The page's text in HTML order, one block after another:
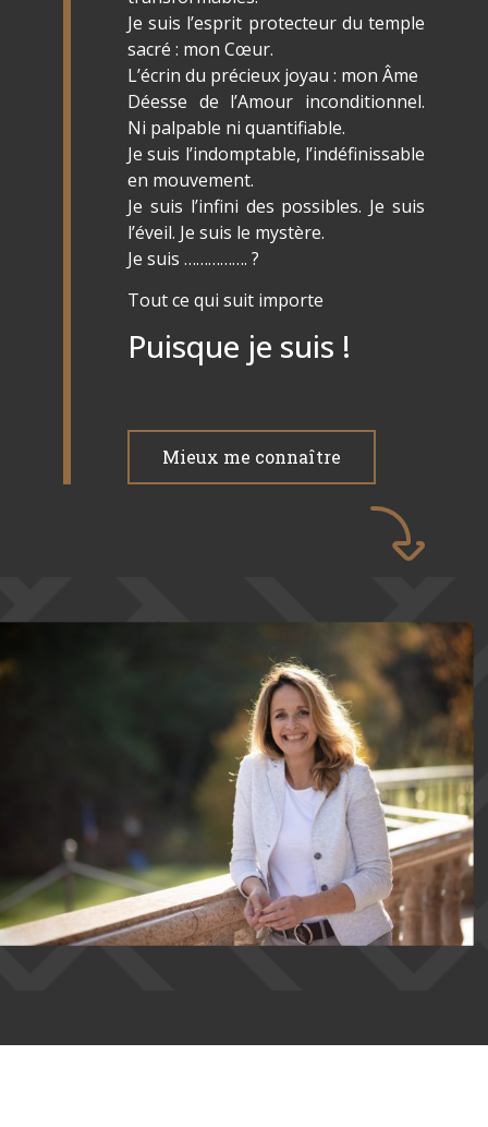
Je suis l’esprit protecteur du temple
sacré : mon Cœur.
L’écrin du précieux joyau : mon Âme
Déesse de l’Amour inconditionnel.
Ni palpable ni quantifiable.
Je suis l’indomptable, l’indéfinissable
en mouvement.
Je suis l’infini des possibles. Je suis
l’éveil. Je suis le mystère.
Je suis ……………. ?
Tout ce qui suit importe
Puisque je suis !
Mieux me connaître